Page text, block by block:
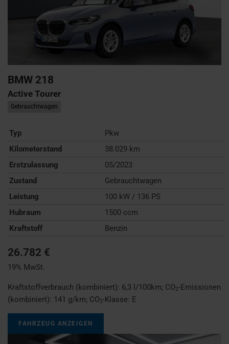
BMW 218
Active Tourer
Gebrauchtwagen
Typ
Pkw
Kilometerstand
38.029 km
Erstzulassung
05/2023
Zustand
Gebrauchtwagen
Leistung
100 kW / 136 PS
Hubraum
1500 ccm
Kraftstoff
Benzin
26.782 €
19% MwSt.
Kraftstoffverbrauch (kombiniert): 6,3 l/100km; CO2-Emissionen
(kombiniert): 141 g/km; CO2-Klasse: E
FAHRZEUG ANZEIGEN